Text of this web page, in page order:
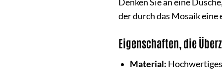
Denken Sie an eine
der durch das Mosaik
Eigenschaften, die
Material: